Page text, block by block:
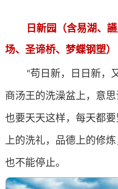
日新园（含易湖、
场、圣谛桥、梦蝶钢塑）
“苟日新，日日新，
商汤王的洗澡盆上，意
也要天天这样，每天都
上的洗礼，品德上的修
也不能停止。